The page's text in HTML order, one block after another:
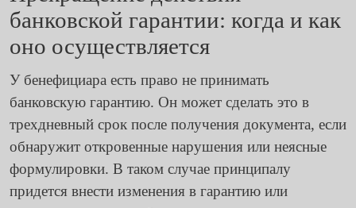
банковской гарантии: когда и как
оно осуществляется
У бенефициара есть право не принимать
банковскую гарантию. Он может сделать это в
трехдневный срок после получения документа, если
обнаружит откровенные нарушения или неясные
формулировки. В таком случае принципалу
придется внести изменения в гарантию или